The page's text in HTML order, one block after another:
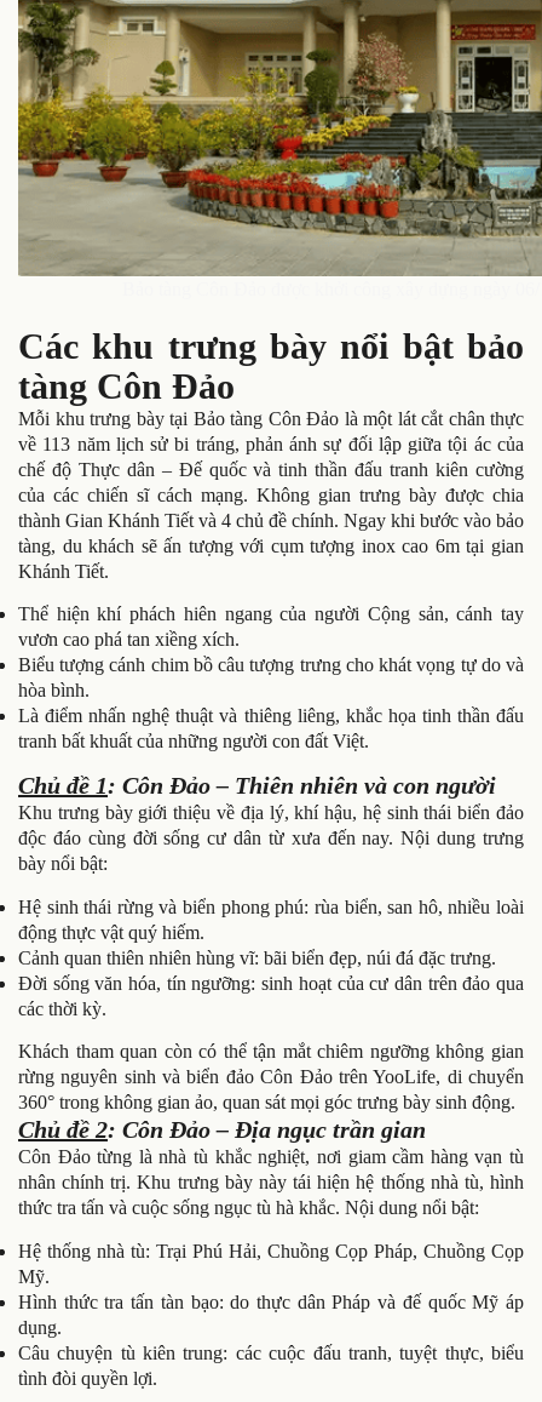
Các khu trưng bày nổi bật bảo
tàng Côn Đảo
Mỗi khu trưng bày tại Bảo tàng Côn Đảo là một lát cắt chân thực
về 113 năm lịch sử bi tráng, phản ánh sự đối lập giữa tội ác của
chế độ Thực dân – Đế quốc và tinh thần đấu tranh kiên cường
của các chiến sĩ cách mạng. Không gian trưng bày được chia
thành Gian Khánh Tiết và 4 chủ đề chính. Ngay khi bước vào bảo
tàng, du khách sẽ ấn tượng với cụm tượng inox cao 6m tại gian
Khánh Tiết.
Thể hiện khí phách hiên ngang của người Cộng sản, cánh tay
vươn cao phá tan xiềng xích.
Biểu tượng cánh chim bồ câu tượng trưng cho khát vọng tự do và
hòa bình.
Là điểm nhấn nghệ thuật và thiêng liêng, khắc họa tinh thần đấu
tranh bất khuất của những người con đất Việt.
Chủ đề 1: Côn Đảo – Thiên nhiên và con người
Khu trưng bày giới thiệu về địa lý, khí hậu, hệ sinh thái biển đảo
độc đáo cùng đời sống cư dân từ xưa đến nay. Nội dung trưng
bày nổi bật:
Hệ sinh thái rừng và biển phong phú: rùa biển, san hô, nhiều loài
động thực vật quý hiếm.
Cảnh quan thiên nhiên hùng vĩ: bãi biển đẹp, núi đá đặc trưng.
Đời sống văn hóa, tín ngưỡng: sinh hoạt của cư dân trên đảo qua
các thời kỳ.
Khách tham quan còn có thể tận mắt chiêm ngưỡng không gian
rừng nguyên sinh và biển đảo Côn Đảo trên YooLife, di chuyển
360° trong không gian ảo, quan sát mọi góc trưng bày sinh động.
Chủ đề 2: Côn Đảo – Địa ngục trần gian
Côn Đảo từng là nhà tù khắc nghiệt, nơi giam cầm hàng vạn tù
nhân chính trị. Khu trưng bày này tái hiện hệ thống nhà tù, hình
thức tra tấn và cuộc sống ngục tù hà khắc. Nội dung nổi bật:
Hệ thống nhà tù: Trại Phú Hải, Chuồng Cọp Pháp, Chuồng Cọp
Mỹ.
Hình thức tra tấn tàn bạo: do thực dân Pháp và đế quốc Mỹ áp
dụng.
Câu chuyện tù kiên trung: các cuộc đấu tranh, tuyệt thực, biểu
tình đòi quyền lợi.